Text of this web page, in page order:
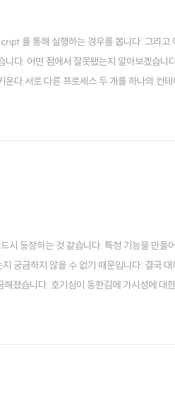
를 통해 실행하는 경우를 봅니다. 그리고
니다. 어떤 점에서 잘못됐는지 알아보겠습
다.서로 다른 프로세스 두 개를 하나의 컨
등장하는 것 같습니다. 특정 기능을 만들
궁금하지 않을 수 없기 때문입니다. 결국
졌습니다. 호기심이 동한김에 가시성에 대